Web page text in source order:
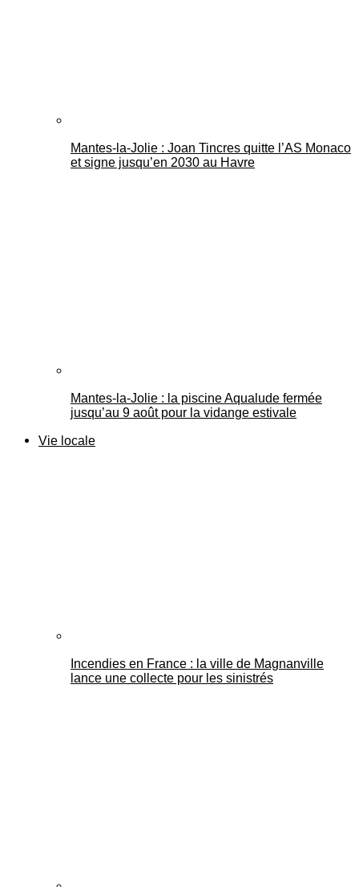
Mantes-la-Jolie : Joan Tincres quitte l’AS Monaco
et signe jusqu’en 2030 au Havre
Mantes-la-Jolie : la piscine Aqualude fermée
jusqu’au 9 août pour la vidange estivale
Vie locale
Incendies en France : la ville de Magnanville
lance une collecte pour les sinistrés